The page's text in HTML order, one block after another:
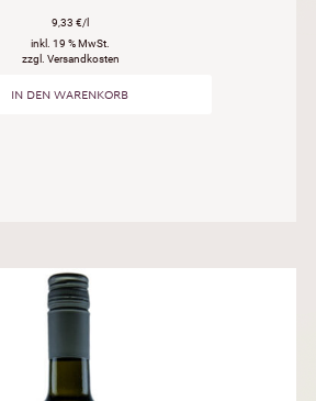
9,33 €/l
inkl. 19 % MwSt.
zzgl. Versandkosten
IN DEN WARENKORB